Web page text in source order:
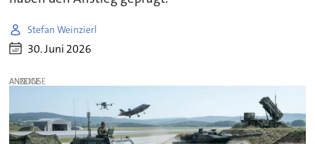
Stefan Weinzierl
30. Juni 2026
ANZEIGE